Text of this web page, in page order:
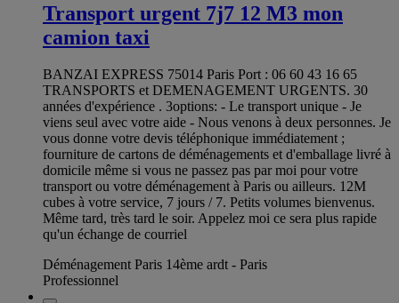
Transport urgent 7j7 12 M3 mon
camion taxi
BANZAI EXPRESS 75014 Paris Port : 06 60 43 16 65
TRANSPORTS et DEMENAGEMENT URGENTS. 30
années d'expérience . 3options: - Le transport unique - Je
viens seul avec votre aide - Nous venons à deux personnes. Je
vous donne votre devis téléphonique immédiatement ;
fourniture de cartons de déménagements et d'emballage livré à
domicile même si vous ne passez pas par moi pour votre
transport ou votre déménagement à Paris ou ailleurs. 12M
cubes à votre service, 7 jours / 7. Petits volumes bienvenus.
Même tard, très tard le soir. Appelez moi ce sera plus rapide
qu'un échange de courriel
Déménagement Paris 14ème ardt - Paris
Professionnel